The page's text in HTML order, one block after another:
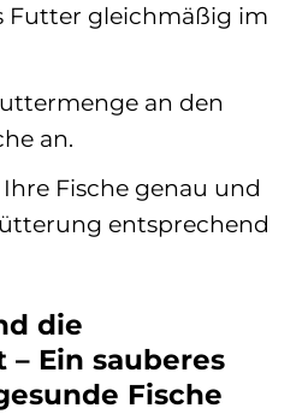
Futter gleichmäßig im
an den
an.
Fische genau und
entsprechend
die
Ein sauberes
Fische